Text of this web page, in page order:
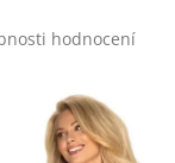
hodnocení